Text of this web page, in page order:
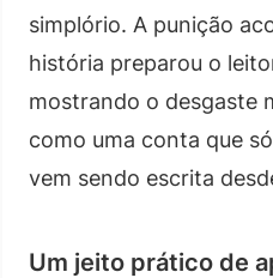
simplório. A punição
história preparou o
mostrando o desgaste
como uma conta que
vem sendo escrita
Um jeito prático de